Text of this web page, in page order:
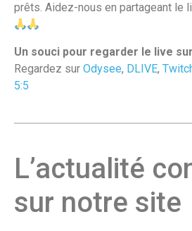
prêts. Aidez-nous en partageant le
Un souci pour regarder le live
Regardez sur Odysee, DLIVE,
5:5
L’actualité
sur notre site